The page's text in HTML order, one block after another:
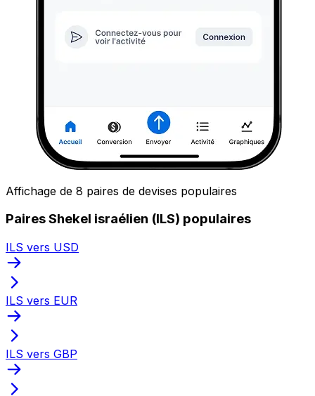
Affichage de 8 paires de devises populaires
Paires Shekel israélien (ILS) populaires
ILS vers USD
ILS vers EUR
ILS vers GBP